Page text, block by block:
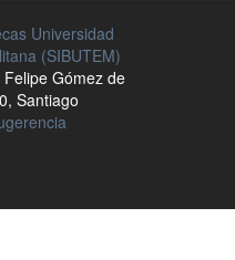
Universidad
(SIBUTEM)
Gómez de
Santiago